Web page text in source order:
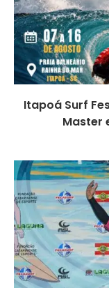
Itapoá Surf
Master